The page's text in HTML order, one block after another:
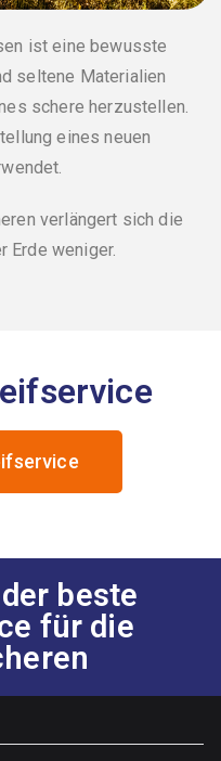
ist eine bewusste
seltene Materialien
schere herzustellen.
eines neuen
verlängert sich die
Erde weniger.
beste
für die